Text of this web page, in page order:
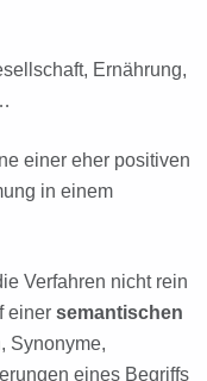
Ernährung,
einer eher positiven
in einem
Verfahren nicht rein
einer semantischen
Synonyme,
eines Begriffs